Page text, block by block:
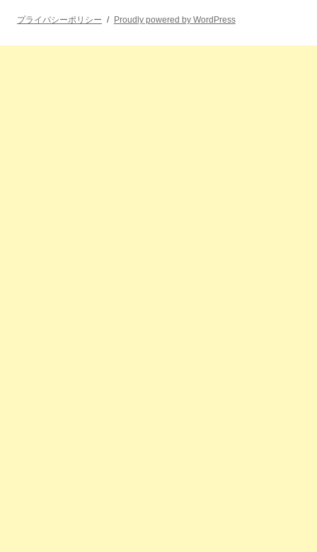
プライバシーポリシー Proudly powered by WordPress